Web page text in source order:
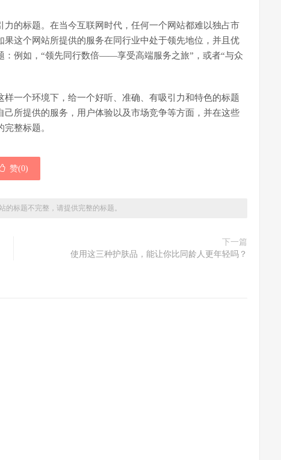
的标题。在当今互联网时代，任何一个网站都难以独占市
这个网站所提供的服务在同行业中处于领先地位，并且优
：例如，“领先同行数倍——享受高端服务之旅”，或者“与众
一个环境下，给一个好听、准确、有吸引力和特色的标题
所提供的服务，用户体验以及市场竞争等方面，并在这些
整标题。
赞(0)
的标题不完整，请提供完整的标题。
下一篇
使用这三种护肤品，能让你比同龄人更年轻吗？